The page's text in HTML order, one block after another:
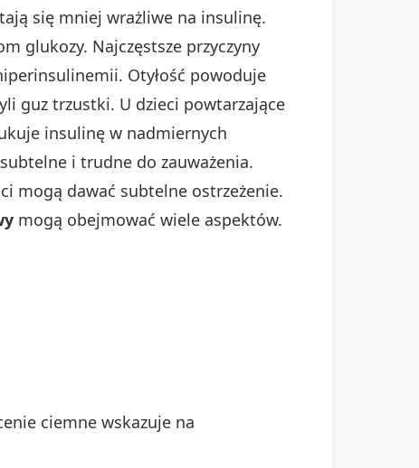
się mniej wrażliwe na insulinę.
glukozy. Najczęstsze przyczyny
Otyłość powoduje
guz trzustki. U dzieci powtarzające
insulinę w nadmiernych
i trudne do zauważenia.
mogą dawać subtelne ostrzeżenie.
mogą obejmować wiele aspektów.
ciemne wskazuje na